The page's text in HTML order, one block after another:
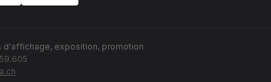
exposition, promotion